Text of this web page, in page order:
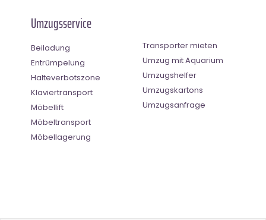
Umzugsservice
Beiladung
Entrümpelung
Halteverbotszone
Klaviertransport
Möbellift
Möbeltransport
Möbellagerung
Transporter mieten
Umzug mit Aquarium
Umzugshelfer
Umzugskartons
Umzugsanfrage